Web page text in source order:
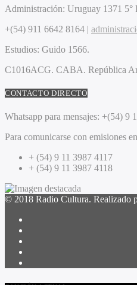
Administración: Uruguay 1371 5°
+(54) 911 6642 8164 |
Estudios: Guido 1566.
C1016ACG. CABA. República
CONTACTO DIRECTO
Whatsapp para mensajes: +(54) 9
Para comunicarse con emisiones
+ (54) 9 11 3987 4117
+ (54) 9 11 3987 4118
© 2018 Radio Cultura. Realizado